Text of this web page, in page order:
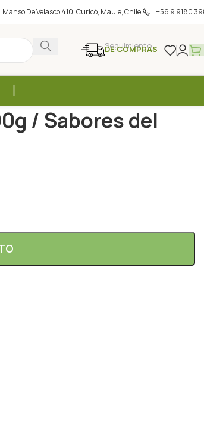
Manso De Velasco 410, Curicó, Maule, Chile +56 9 9180
Seguimiento
DE COMPRAS
/ Sabores del